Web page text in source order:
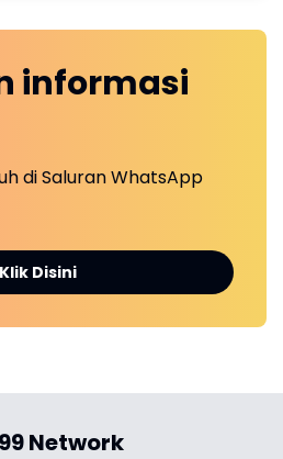
informasi
di Saluran WhatsApp
Klik Disini
Network